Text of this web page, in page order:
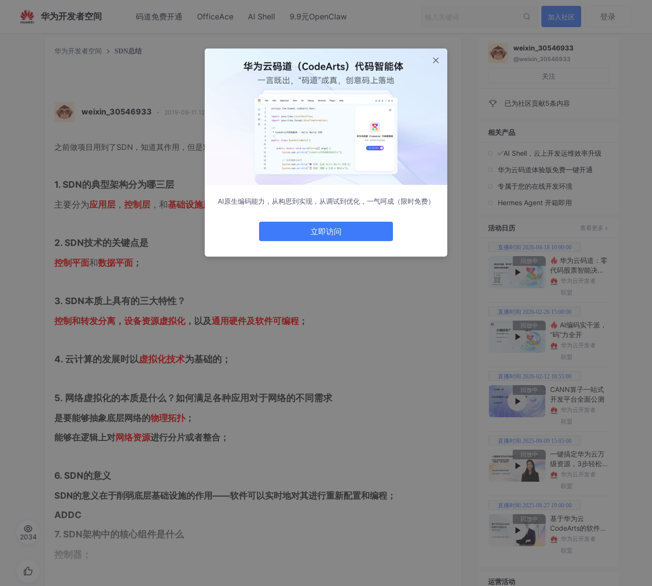
华为开发者空间 码道免费开通 OfficeAce AI Shell 9.9元OpenClaw 加入社区 登录
华为开发者空间 SDN总结
SDN总结
weixin_30546933 · 2019-09-11 12:10:00 发布
之前做项目用到了SDN，知道其作用，但是对其不是特别熟悉，今天特来总结一下相关知识点：
1. SDN的典型架构分为哪三层
主要分为应用层 ， 控制层 ，和基础设施层 ；
2. SDN技术的关键点是
控制平面和数据平面 ；
3. SDN本质上具有的三大特性？
控制和转发分离 ， 设备资源虚拟化，以及通用硬件及软件可编程 ；
4. 云计算的发展时以虚拟化技术为基础的；
5. 网络虚拟化的本质是什么？如何满足各种应用对于网络的不同需求
是要能够抽象底层网络的物理拓扑；
能够在逻辑上对网络资源进行分片或者整合；
6. SDN的意义
SDN的意义在于削弱底层基础设施的作用——软件可以实时地对其进行重新配置和编程；
ADDC
7. SDN架构中的核心组件是什么
控制器；
2034
weixin_30546933
@weixin_30546933
关注
已为社区贡献5条内容
相关产品
✅AI Shell，云上开发运维效率升级
华为云码道体验版免费一键开通
专属于您的在线开发环境
Hermes Agent 开箱即用
活动日历 查看更多
直播时间 2026-04-18 10:00:00
回放中
代码股票智能决策
平台全功能实战
华为云开发者
联盟
直播时间 2026-02-26 15:00:00
回放中
“码”力全开
华为云开发者
联盟
直播时间 2026-02-12 18:55:00
回放中
CANN算子一站式
开发平台全面公测
华为云开发者
联盟
直播时间 2025-09-09 15:05:00
回放中
一键搞定华为云万
级资源，3步轻松管
理企业成本
华为云开发者
联盟
直播时间 2025-08-27 19:00:00
回放中
基于华为云
CodeArts的软件开
发技术华为云开发者
联盟
运营活动
AI原生编码能力，从构思到实现，从调试到优化，一气呵成（限时免费）
立即访问